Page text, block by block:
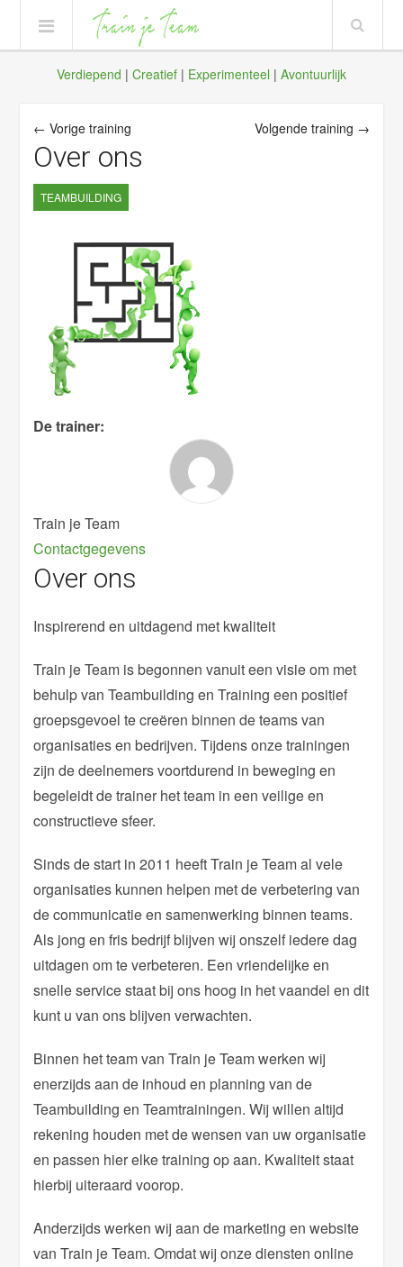
Verdiepend | Creatief | Experimenteel | Avontuurlijk
← Vorige training Volgende training →
Over ons
TEAMBUILDING
De trainer:
Train je Team
Contactgegevens
Over ons
Inspirerend en uitdagend met kwaliteit
Train je Team is begonnen vanuit een visie om met
behulp van Teambuilding en Training een positief
groepsgevoel te creëren binnen de teams van
organisaties en bedrijven. Tijdens onze trainingen
zijn de deelnemers voortdurend in beweging en
begeleidt de trainer het team in een veilige en
constructieve sfeer.
Sinds de start in 2011 heeft Train je Team al vele
organisaties kunnen helpen met de verbetering van
de communicatie en samenwerking binnen teams.
Als jong en fris bedrijf blijven wij onszelf iedere dag
uitdagen om te verbeteren. Een vriendelijke en
snelle service staat bij ons hoog in het vaandel en dit
kunt u van ons blijven verwachten.
Binnen het team van Train je Team werken wij
enerzijds aan de inhoud en planning van de
Teambuilding en Teamtrainingen. Wij willen altijd
rekening houden met de wensen van uw organisatie
en passen hier elke training op aan. Kwaliteit staat
hierbij uiteraard voorop.
Anderzijds werken wij aan de marketing en website
van Train je Team. Omdat wij onze diensten online